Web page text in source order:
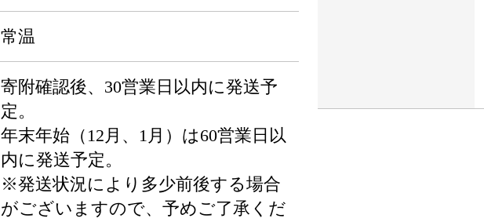
常温
寄附確認後、30営業日以内に発送予
定。
年末年始（12月、1月）は60営業日以
内に発送予定。
※発送状況により多少前後する場合
がございますので、予めご了承くだ